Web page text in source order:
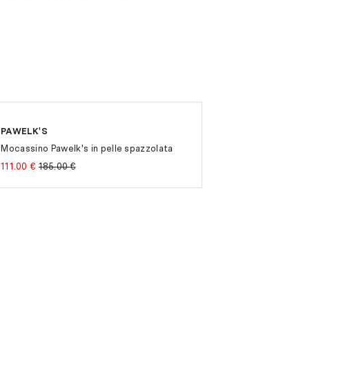
-40%
PAWELK'S
Mocassino Pawelk's in pelle spazzolata
111.00 € 185.00 €